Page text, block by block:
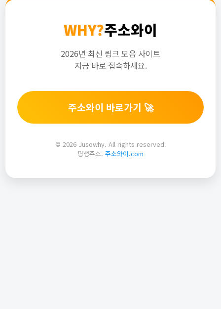
WHY?주소와이
2026년 최신 링크 모음 사이트
지금 바로 접속하세요.
주소와이 바로가기 🚀
© 2026 Jusowhy. All rights reserved.
평생주소: 주소와이.com